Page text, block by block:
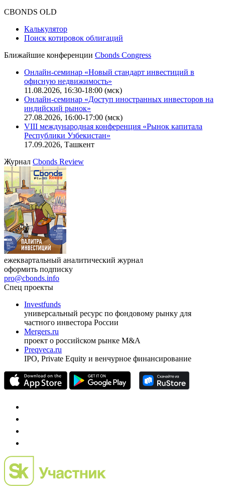
CBONDS OLD
Калькулятор
Поиск котировок облигаций
Ближайшие конференции Cbonds Congress
Онлайн-семинар «Новый стандарт инвестиций в
офисную недвижимость»
11.08.2026, 16:30-18:00 (мск)
Онлайн-семинар «Доступ иностранных инвесторов на
индийский рынок»
27.08.2026, 16:00-17:00 (мск)
VIII международная конференция «Рынок капитала
Республики Узбекистан»
17.09.2026, Ташкент
Журнал Cbonds Review
ежеквартальный аналитический журнал
оформить подписку
pro@cbonds.info
Спец проекты
Investfunds
универсальный ресурс по фондовому рынку для
частного инвестора России
Mergers.ru
проект о российском рынке M&A
Preqveca.ru
IPO, Private Equity и венчурное финансирование